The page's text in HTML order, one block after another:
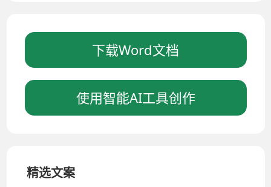
下载Word文档
使用智能AI工具创作
精选文案